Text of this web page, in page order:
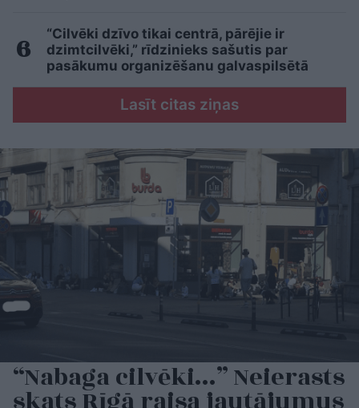
“Cilvēki dzīvo tikai centrā, pārējie ir
dzimtcilvēki,” rīdzinieks sašutis par
pasākumu organizēšanu galvaspilsētā
Lasīt citas ziņas
“Nabaga cilvēki…” Neierasts